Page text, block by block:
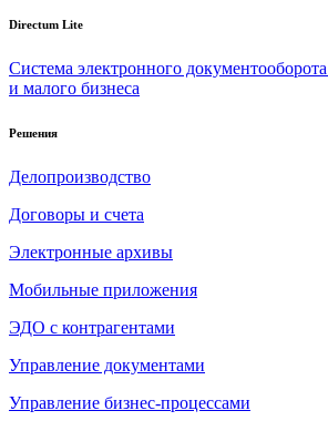
Directum Lite
Система электронного
и малого бизнеса
Решения
Делопроизводство
Договоры и счета
Электронные архивы
Мобильные приложения
ЭДО с контрагентами
Управление документами
Управление бизнес-процессами